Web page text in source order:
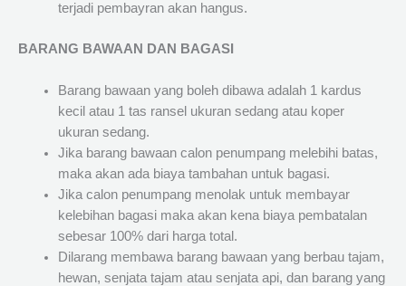
terjadi pembayran akan hangus.
BARANG BAWAAN DAN BAGASI
Barang bawaan yang boleh dibawa adalah 1 kardus
kecil atau 1 tas ransel ukuran sedang atau koper
ukuran sedang.
Jika barang bawaan calon penumpang melebihi batas,
maka akan ada biaya tambahan untuk bagasi.
Jika calon penumpang menolak untuk membayar
kelebihan bagasi maka akan kena biaya pembatalan
sebesar 100% dari harga total.
Dilarang membawa barang bawaan yang berbau tajam,
hewan, senjata tajam atau senjata api, dan barang yang